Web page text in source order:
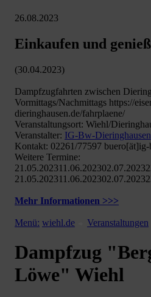
26.08.2023
Einkaufen und
(30.04.2023)
Dampfzugfahrten zwischen
Vormittags/Nachmittags https://
dieringhausen.de/fahrplaene/
Veranstaltungsort: Wiehl/
Veranstalter: IG-Bw-Dieringhausen
Kontakt: 02261/77597
Weitere Termine:
Mehr Informationen >>>
Menü: wiehl.de Veranstaltungen
Dampfzug
Löwe" Wiehl